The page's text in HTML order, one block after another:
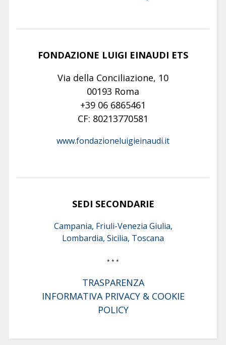
FONDAZIONE LUIGI EINAUDI ETS
Via della Conciliazione, 10
00193 Roma
+39 06 6865461
CF: 80213770581
www.fondazioneluigieinaudi.it
SEDI SECONDARIE
Campania, Friuli-Venezia Giulia,
Lombardia, Sicilia, Toscana
* * *
TRASPARENZA
INFORMATIVA PRIVACY & COOKIE
POLICY